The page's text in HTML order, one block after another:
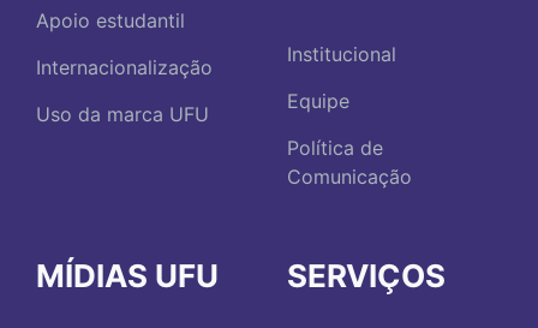
Apoio estudantil
Internacionalização
Uso da marca UFU
Institucional
Equipe
Política de
Comunicação
MÍDIAS UFU SERVIÇOS